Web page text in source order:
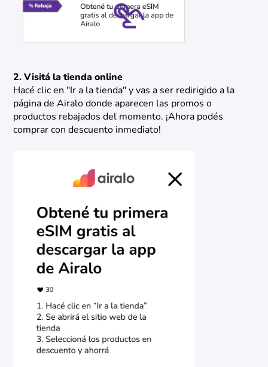
2. Visitá la tienda online
Hacé clic en "Ir a la tienda" y vas a ser redirigido a la
página de Airalo donde aparecen las promos o
productos rebajados del momento. ¡Ahora podés
comprar con descuento inmediato!